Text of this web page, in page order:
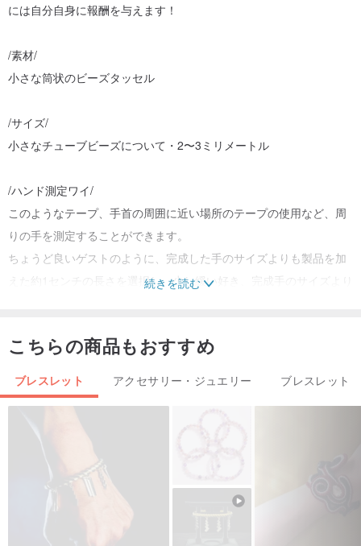
には自分自身に報酬を与えます！
/素材/
小さな筒状のビーズタッセル
/サイズ/
小さなチューブビーズについて・2〜3ミリメートル
/ハンド測定ワイ/
このようなテープ、手首の周囲に近い場所のテープの使用など、周
りの手を測定することができます。
ちょうど良いゲストのように、完成した手のサイズよりも製品を加
えた約1センチの長さを選択し、少し緩い好き、完成手のサイズより
その他のスタイル：
ナチュラルホワイト角柱ターコイズブレスレットブレスレット・
続きを読む
こちらの商品もおすすめ
ブレスレット アクセサリー・ジュエリー ブレスレット